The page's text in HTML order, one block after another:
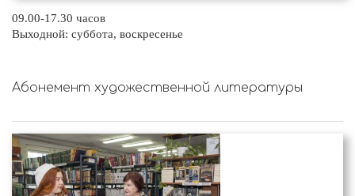
09.00-17.30 часов
Выходной: суббота, воскресенье
Абонемент художественной литературы